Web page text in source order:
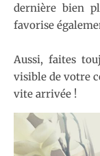
dernière bien
favorise
Aussi, faites
visible de votre
vite arrivée !